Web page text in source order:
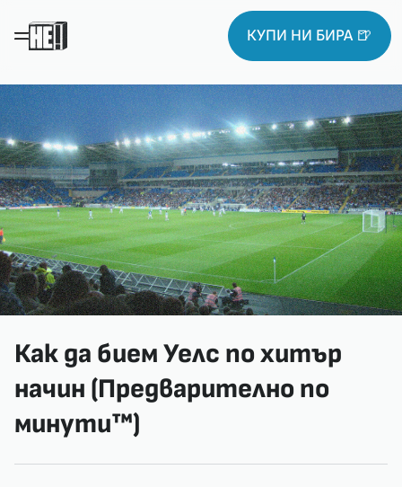
КУПИ НИ БИРА 🍺
Как да бием Уелс по хитър
начин (Предварително по
минути™)